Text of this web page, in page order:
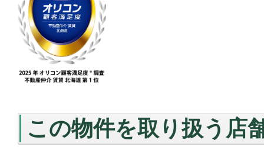
この物件を取り扱う店